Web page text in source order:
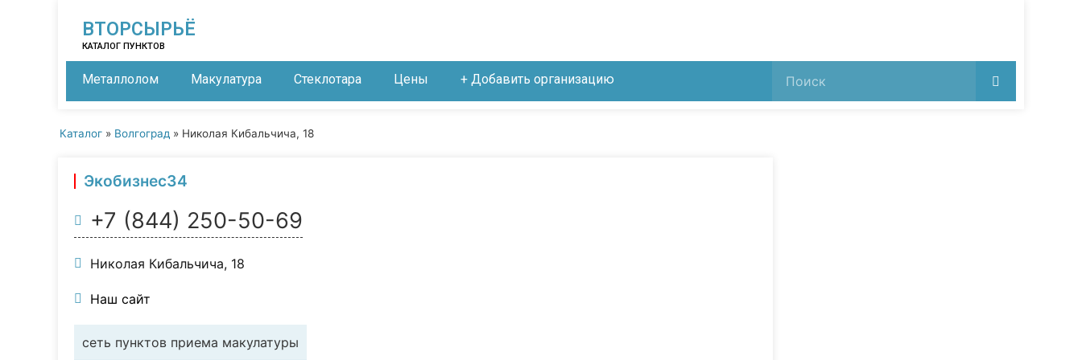
ВТОРСЫРЬЁ
КАТАЛОГ ПУНКТОВ
Металлолом Макулатура Стеклотара Цены + Добавить организацию
Каталог » Волгоград » Николая Кибальчича, 18
Экобизнес34
+7 (844) 250-50-69
Николая Кибальчича, 18
Наш сайт
сеть пунктов приема макулатуры